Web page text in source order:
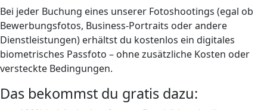
Bei jeder Buchung eines unserer Fotoshootings (egal ob
Bewerbungsfotos, Business-Portraits oder andere
Dienstleistungen) erhältst du kostenlos ein digitales
biometrisches Passfoto – ohne zusätzliche Kosten oder
versteckte Bedingungen.
Das bekommst du gratis dazu: